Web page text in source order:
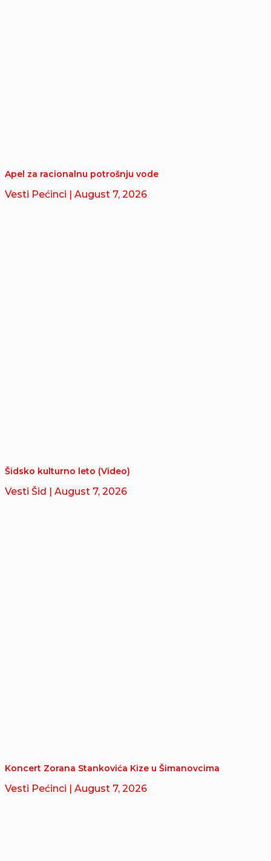
Apel za racionalnu potrošnju vode
Vesti Pećinci | August 7, 2026
Šidsko kulturno leto (Video)
Vesti Šid | August 7, 2026
Koncert Zorana Stankovića Kize u Šimanovcima
Vesti Pećinci | August 7, 2026